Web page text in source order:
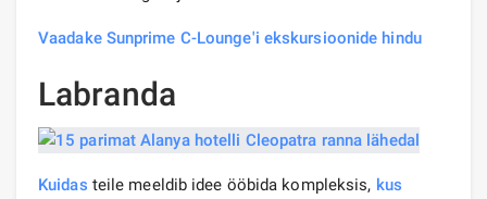
Vaadake Sunprime C-Lounge'i ekskursioonide hindu
Labranda
Kuidas teile meeldib idee ööbida kompleksis, kus